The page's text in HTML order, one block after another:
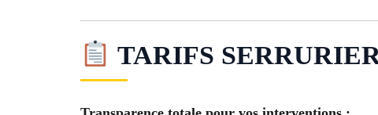
TARIFS